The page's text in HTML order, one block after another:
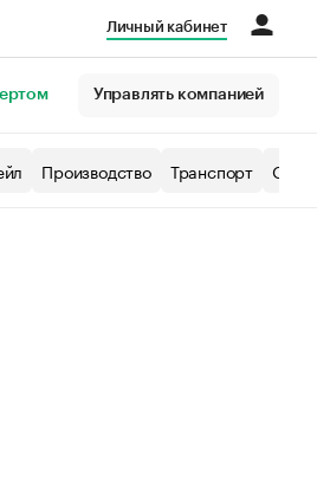
Личный кабинет
Управлять компанией
Производство Транспорт